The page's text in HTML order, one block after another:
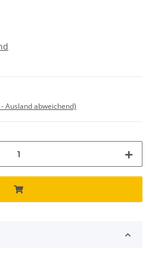
- Ausland abweichend)